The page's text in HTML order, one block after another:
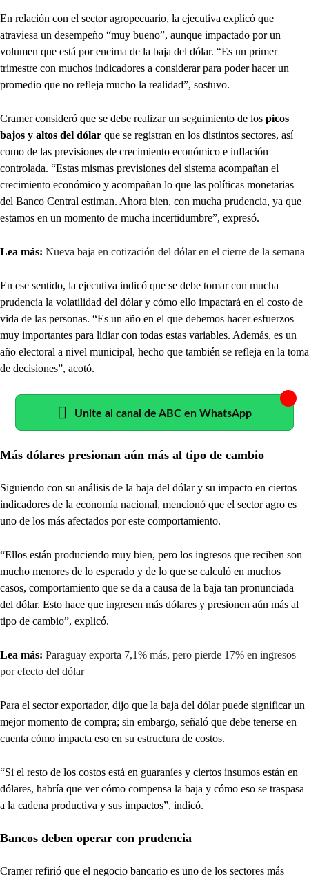
En relación con el sector agropecuario, la ejecutiva explicó que
atraviesa un desempeño “muy bueno”, aunque impactado por un
volumen que está por encima de la baja del dólar. “Es un primer
trimestre con muchos indicadores a considerar para poder hacer un
promedio que no refleja mucho la realidad”, sostuvo.
Cramer consideró que se debe realizar un seguimiento de los picos
bajos y altos del dólar que se registran en los distintos sectores, así
como de las previsiones de crecimiento económico e inflación
controlada. “Estas mismas previsiones del sistema acompañan el
crecimiento económico y acompañan lo que las políticas monetarias
del Banco Central estiman. Ahora bien, con mucha prudencia, ya que
estamos en un momento de mucha incertidumbre”, expresó.
Lea más: Nueva baja en cotización del dólar en el cierre de la semana
En ese sentido, la ejecutiva indicó que se debe tomar con mucha
prudencia la volatilidad del dólar y cómo ello impactará en el costo de
vida de las personas. “Es un año en el que debemos hacer esfuerzos
muy importantes para lidiar con todas estas variables. Además, es un
año electoral a nivel municipal, hecho que también se refleja en la toma
de decisiones”, acotó.
Unite al canal de ABC en WhatsApp
Más dólares presionan aún más al tipo de cambio
Siguiendo con su análisis de la baja del dólar y su impacto en ciertos
indicadores de la economía nacional, mencionó que el sector agro es
uno de los más afectados por este comportamiento.
“Ellos están produciendo muy bien, pero los ingresos que reciben son
mucho menores de lo esperado y de lo que se calculó en muchos
casos, comportamiento que se da a causa de la baja tan pronunciada
del dólar. Esto hace que ingresen más dólares y presionen aún más al
tipo de cambio”, explicó.
Lea más: Paraguay exporta 7,1% más, pero pierde 17% en ingresos
por efecto del dólar
Para el sector exportador, dijo que la baja del dólar puede significar un
mejor momento de compra; sin embargo, señaló que debe tenerse en
cuenta cómo impacta eso en su estructura de costos.
“Si el resto de los costos está en guaraníes y ciertos insumos están en
dólares, habría que ver cómo compensa la baja y cómo eso se traspasa
a la cadena productiva y sus impactos”, indicó.
Bancos deben operar con prudencia
Cramer refirió que el negocio bancario es uno de los sectores más